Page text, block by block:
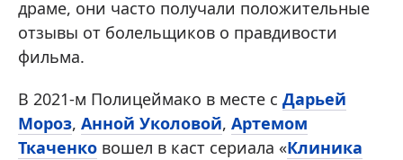
драме, они часто получали положительные
отзывы от болельщиков о правдивости
фильма.
В 2021-м Полицеймако в месте с Дарьей
Мороз, Анной Уколовой, Артемом
Ткаченко вошел в каст сериала «Клиника